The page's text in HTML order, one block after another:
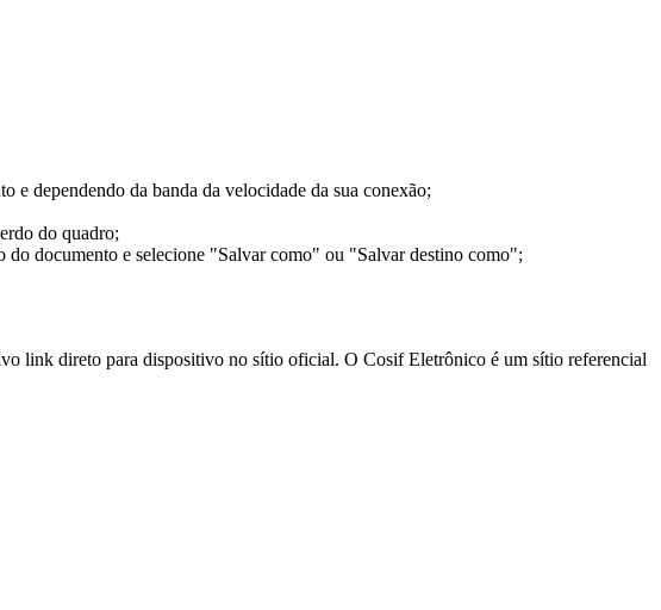
e dependendo da banda da velocidade da sua conexão;
do quadro;
do documento e selecione "Salvar como" ou "Salvar destino como";
link direto para dispositivo no sítio oficial. O Cosif Eletrônico é um sítio referencial